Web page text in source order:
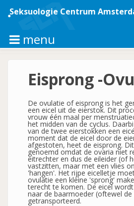
naar
gaan
Seksuologie Centrum
menu
Eisprong -
De ovulatie of eisprong is het
een eicel uit de eierstok. Dit
vrouw één maal per
het midden van de cyclus.
van de twee eierstokken een
moment dat de eicel door de
afgestoten, heet de eisprong.
genoemd omdat de ovaria niet
eitrechter en dus de eileider (of
vastzitten, maar met een vlies
'hangen'. Het rijpe eicelletje
ovulatie een kleine 'sprong'
terecht te komen. De eicel
naar de baarmoeder (oftewel de
getransporteerd.